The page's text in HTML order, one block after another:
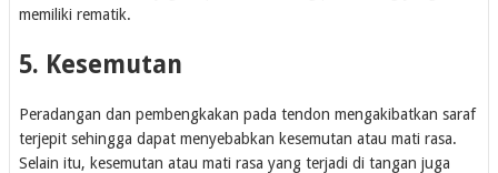
memiliki rematik.
5. Kesemutan
Peradangan dan pembengkakan pada tendon mengakibatkan saraf
terjepit sehingga dapat menyebabkan kesemutan atau mati rasa.
Selain itu, kesemutan atau mati rasa yang terjadi di tangan juga